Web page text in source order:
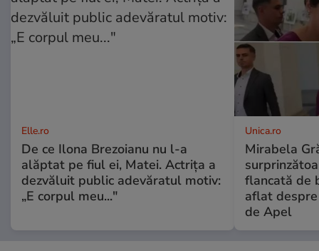
Elle.ro
De ce Ilona Brezoianu nu l-a
alăptat pe fiul ei, Matei. Actrița a
dezvăluit public adevăratul motiv:
„E corpul meu..."
Unica.ro
Mirabela
flancată de
aflat
de Apel